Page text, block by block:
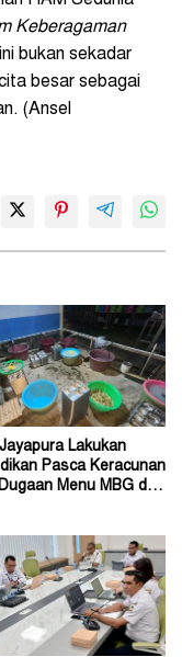
Keberagaman
bukan sekadar
besar sebagai
(Ansel
Lakukan
Pasca Keracunan
Menu MBG di